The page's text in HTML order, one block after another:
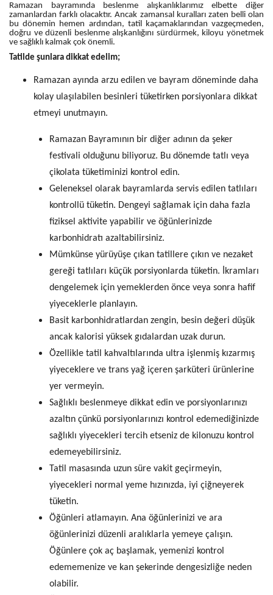
Ramazan bayramında beslenme alışkanlıklarımız elbette diğer
zamanlardan farklı olacaktır. Ancak zamansal kuralları zaten belli olan
bu dönemin hemen ardından, tatil kaçamaklarından vazgeçmeden,
doğru ve düzenli beslenme alışkanlığını sürdürmek, kiloyu yönetmek
ve sağlıklı kalmak çok önemli.
Tatilde şunlara dikkat edelim;
Ramazan ayında arzu edilen ve bayram döneminde daha
kolay ulaşılabilen besinleri tüketirken porsiyonlara dikkat
etmeyi unutmayın.
Ramazan Bayramının bir diğer adının da şeker
festivali olduğunu biliyoruz. Bu dönemde tatlı veya
çikolata tüketiminizi kontrol edin.
Geleneksel olarak bayramlarda servis edilen tatlıları
kontrollü tüketin. Dengeyi sağlamak için daha fazla
fiziksel aktivite yapabilir ve öğünlerinizde
karbonhidratı azaltabilirsiniz.
Mümkünse yürüyüşe çıkan tatillere çıkın ve nezaket
gereği tatlıları küçük porsiyonlarda tüketin. İkramları
dengelemek için yemeklerden önce veya sonra hafif
yiyeceklerle planlayın.
Basit karbonhidratlardan zengin, besin değeri düşük
ancak kalorisi yüksek gıdalardan uzak durun.
Özellikle tatil kahvaltılarında ultra işlenmiş kızarmış
yiyeceklere ve trans yağ içeren şarküteri ürünlerine
yer vermeyin.
Sağlıklı beslenmeye dikkat edin ve porsiyonlarınızı
azaltın çünkü porsiyonlarınızı kontrol edemediğinizde
sağlıklı yiyecekleri tercih etseniz de kilonuzu kontrol
edemeyebilirsiniz.
Tatil masasında uzun süre vakit geçirmeyin,
yiyecekleri normal yeme hızınızda, iyi çiğneyerek
tüketin.
Öğünleri atlamayın. Ana öğünlerinizi ve ara
öğünlerinizi düzenli aralıklarla yemeye çalışın.
Öğünlere çok aç başlamak, yemenizi kontrol
edememenize ve kan şekerinde dengesizliğe neden
olabilir.